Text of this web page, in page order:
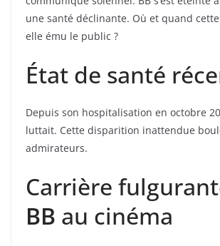
une santé déclinante. Où et quand
elle ému le public ?
État de santé
Depuis son hospitalisation en octobre
luttait. Cette disparition inattendue
admirateurs.
Carrière
BB au cinéma